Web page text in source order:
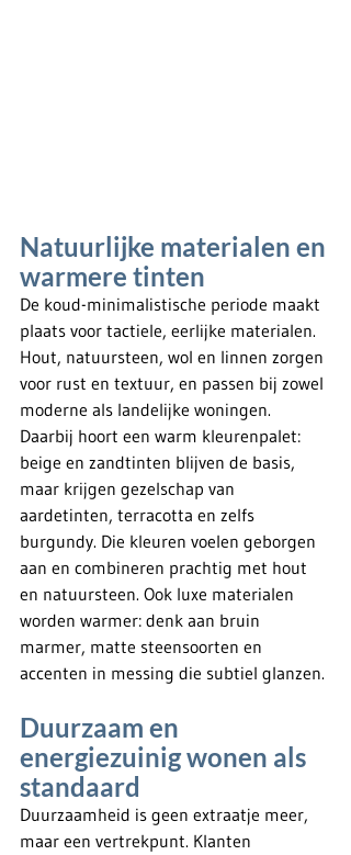
Natuurlijke materialen en
warmere tinten
De koud-minimalistische periode maakt
plaats voor tactiele, eerlijke materialen.
Hout, natuursteen, wol en linnen zorgen
voor rust en textuur, en passen bij zowel
moderne als landelijke woningen.
Daarbij hoort een warm kleurenpalet:
beige en zandtinten blijven de basis,
maar krijgen gezelschap van
aardetinten, terracotta en zelfs
burgundy. Die kleuren voelen geborgen
aan en combineren prachtig met hout
en natuursteen. Ook luxe materialen
worden warmer: denk aan bruin
marmer, matte steensoorten en
accenten in messing die subtiel glanzen.
Duurzaam en
energiezuinig wonen als
standaard
Duurzaamheid is geen extraatje meer,
maar een vertrekpunt. Klanten